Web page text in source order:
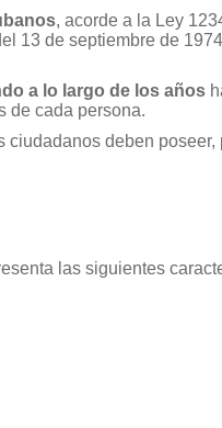
, acorde a la Ley
13 de septiembre de
a lo largo de los años
de cada persona.
deben poseer,
las siguientes